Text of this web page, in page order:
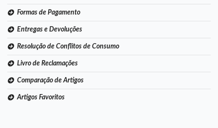
Formas de Pagamento
Entregas e Devoluções
Resolução de Conflitos de Consumo
Livro de Reclamações
Comparação de Artigos
Artigos Favoritos